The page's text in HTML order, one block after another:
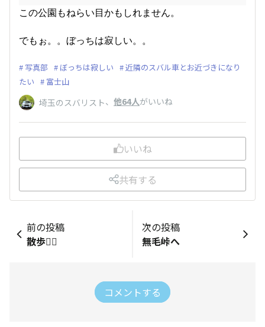
この公園もねらい目かもしれません。
でもぉ。。ぼっちは寂しい。。
写真部 ぼっちは寂しい
近隣のスバル車とお近づきになり
たい
富士山
埼玉のスバリスト、 他64人がいいね
いいね
共有する
前の投稿
散歩🚶‍♀️
次の投稿
無毛峠へ
コメントする